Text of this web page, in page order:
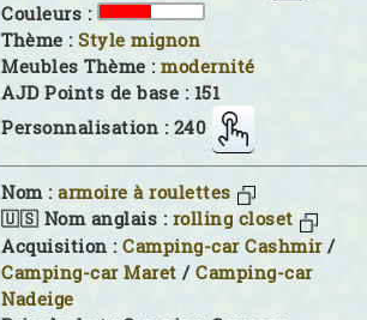
Couleurs :
Thème : Style mignon
Meubles Thème : modernité
AJD Points de base : 151
Personnalisation : 240
Nom : armoire à roulettes
🇺🇸 Nom anglais : rolling closet
Acquisition : Camping-car Cashmir/
Camping-car Maret / Camping-car
Nadeige